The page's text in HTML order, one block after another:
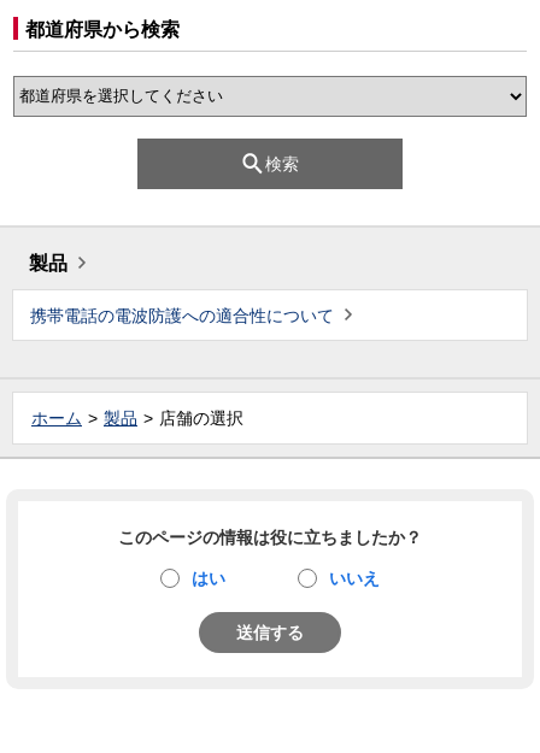
都道府県から検索
検索
製品
携帯電話の電波防護への適合性について
ホーム 製品 店舗の選択
このページの情報は役に立ちましたか？
はい いいえ
送信する